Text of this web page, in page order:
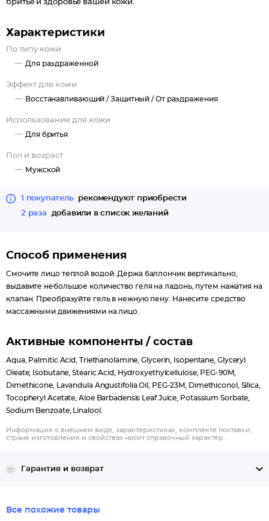
бритье и здоровье вашей кожи.
Характеристики
По типу кожи
Для раздраженной
Эффект для кожи
Восстанавливающий /Защитный /От раздражения
Использование для кожи
Для бритья
Пол и возраст
Мужской
1 покупатель
рекомендуют приобрести
2 раза
добавили в список желаний
Способ применения
Смочите лицо теплой водой. Держа баллончик вертикально,
выдавите небольшое количество геля на ладонь, путем нажатия на
клапан. Преобразуйте гель в нежную пену. Нанесите средство
массажными движениями на лицо.
Активные компоненты / состав
Аqua, Palmitic Acid, Triethanolamine, Glycerin, Isopentane, Glyceryl
Oleate, Isobutane, Stearic Acid, Hydroxyethylcellulose, PEG-90M,
Dimethicone, Lavandula Angustifolia Oil, PEG-23M, Dimethiconol, Silica,
Tocopheryl Acetate, Aloe Barbadensis Leaf Juice, Potassium Sorbate,
Sodium Benzoate, Linalool.
Информация о внешнем виде, характеристиках, комплекте поставки,
стране изготовления и свойствах носит справочный характер.
Гарантия и возврат
Все похожие товары